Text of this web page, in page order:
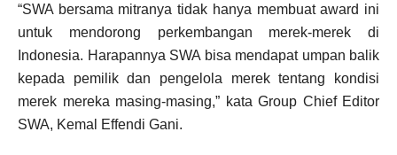
“SWA bersama mitranya tidak hanya membuat award ini
untuk mendorong perkembangan merek-merek di
Indonesia. Harapannya SWA bisa mendapat umpan balik
kepada pemilik dan pengelola merek tentang kondisi
merek mereka masing-masing,” kata Group Chief Editor
SWA, Kemal Effendi Gani.